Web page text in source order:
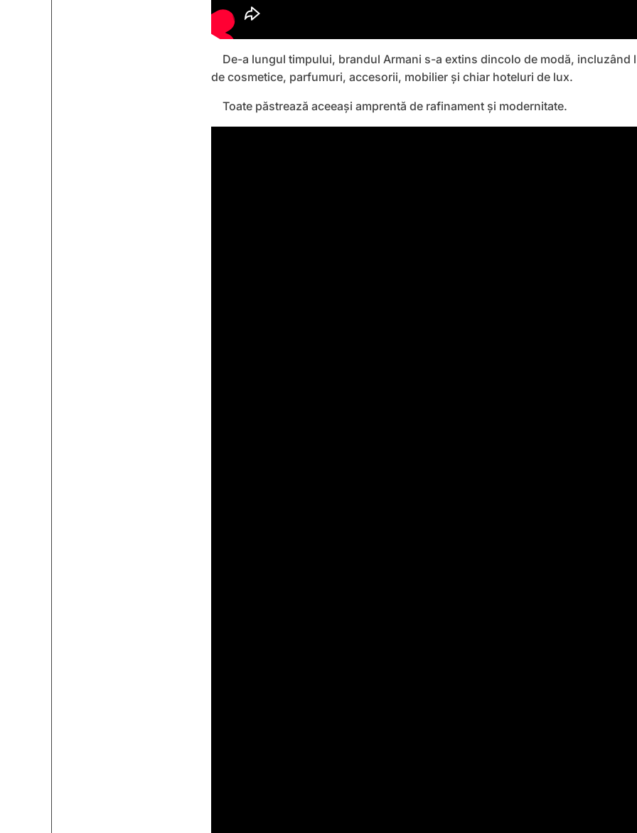
De-a lungul timpului, brandul Armani s-a extins dincolo de modă, incluzând
de cosmetice, parfumuri, accesorii, mobilier și chiar hoteluri de lux.
Toate păstrează aceeași amprentă de rafinament și modernitate.